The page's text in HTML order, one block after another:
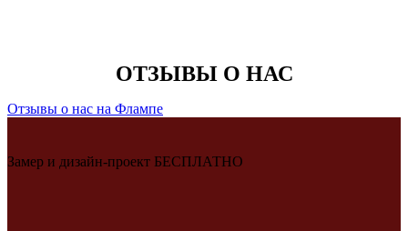
ОТЗЫВЫ О НАС
Отзывы о нас на Флампе
Замер и дизайн-проект БЕСПЛАТНО